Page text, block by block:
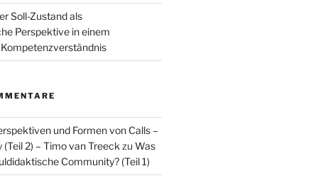
Soll-Zustand als
Perspektive in einem
und Formen von Calls –
2) – Timo van Treeck zu Was
Community? (Teil 1)